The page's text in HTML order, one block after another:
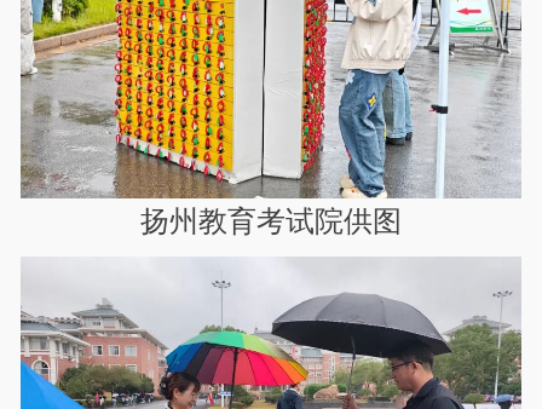
扬州教育考试院供图